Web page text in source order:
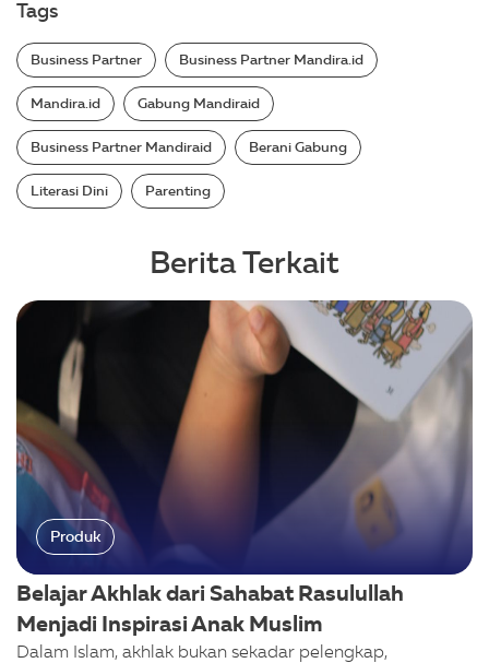
Tags
Business Partner Business Partner Mandira.id
Mandira.id Gabung Mandiraid
Business Partner Mandiraid Berani Gabung
Literasi Dini Parenting
Berita Terkait
Produk
Belajar Akhlak dari Sahabat Rasulullah
Menjadi Inspirasi Anak Muslim
Dalam Islam, akhlak bukan sekadar pelengkap,